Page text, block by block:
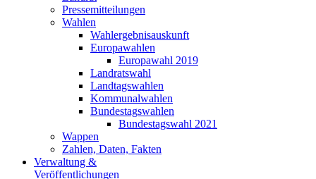
Pressemitteilungen
Wahlen
Wahlergebnisauskunft
Europawahlen
Europawahl 2019
Landratswahl
Landtagswahlen
Kommunalwahlen
Bundestagswahlen
Bundestagswahl 2021
Wappen
Zahlen, Daten, Fakten
Verwaltung &
Veröffentlichungen